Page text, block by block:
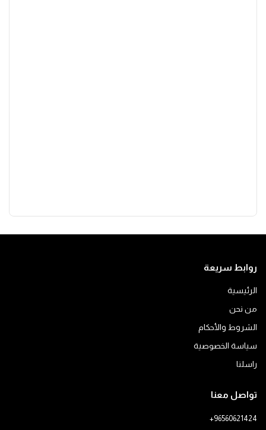
روابط سريعة
الرئيسية
من نحن
الشروط والأحكام
سياسة الخصوصية
راسلنا
تواصل معنا
+96560621424